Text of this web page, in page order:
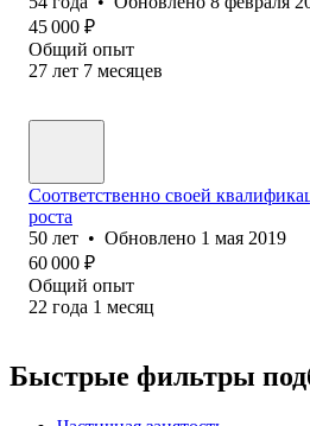
45 000 ₽
Общий опыт
27 лет 7 месяцев
Соответственно своей
роста
50 лет • Обновлено 1 мая 2019
60 000 ₽
Общий опыт
22 года 1 месяц
Быстрые фильтры